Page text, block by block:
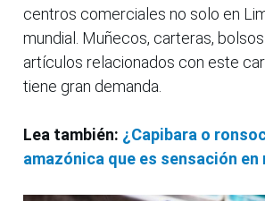
centros comerciales no solo en
mundial. Muñecos, carteras,
artículos relacionados con este
tiene gran demanda.
Lea también: ¿Capibara o
amazónica que es sensación